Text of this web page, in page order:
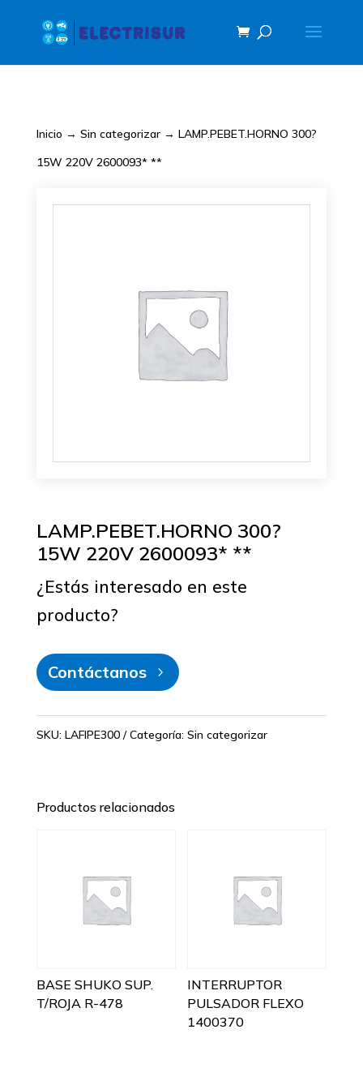
Inicio → Sin categorizar→ LAMP.PEBET.HORNO 300?
15W 220V 2600093* **
LAMP.PEBET.HORNO 300?
15W 220V 2600093* **
¿Estás interesado en este
producto?
Contáctanos
SKU: LAFIPE300 Categoría: Sin categorizar
Productos relacionados
BASE SHUKO SUP.
T/ROJA R-478
INTERRUPTOR
PULSADOR FLEXO
1400370